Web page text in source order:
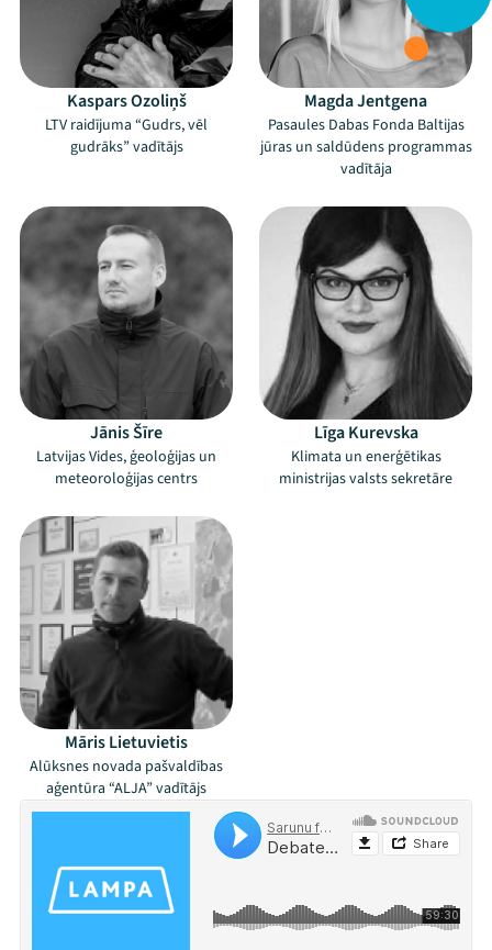
Mana programma
Programma
Kaspars Ozoliņš
LTV raidījuma “Gudrs, vēl
gudrāks” vadītājs
Magda Jentgena
Pasaules Dabas Fonda Baltijas
jūras un saldūdens programmas
vadītāja
Jānis Šīre
Latvijas Vides, ģeoloģijas un
meteoroloģijas centrs
Līga Kurevska
Klimata un enerģētikas
ministrijas valsts sekretāre
Māris Lietuvietis
Alūksnes novada pašvaldības
aģentūra “ALJA” vadītājs